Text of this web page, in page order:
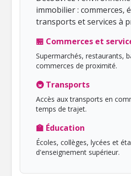
immobilier : commerces,
transports et services à
🏪 Commerces et
Supermarchés, restaurants,
commerces de proximité.
🚇 Transports
Accès aux transports en
temps de trajet.
🏫 Éducation
Écoles, collèges, lycées et
d'enseignement supérieur.